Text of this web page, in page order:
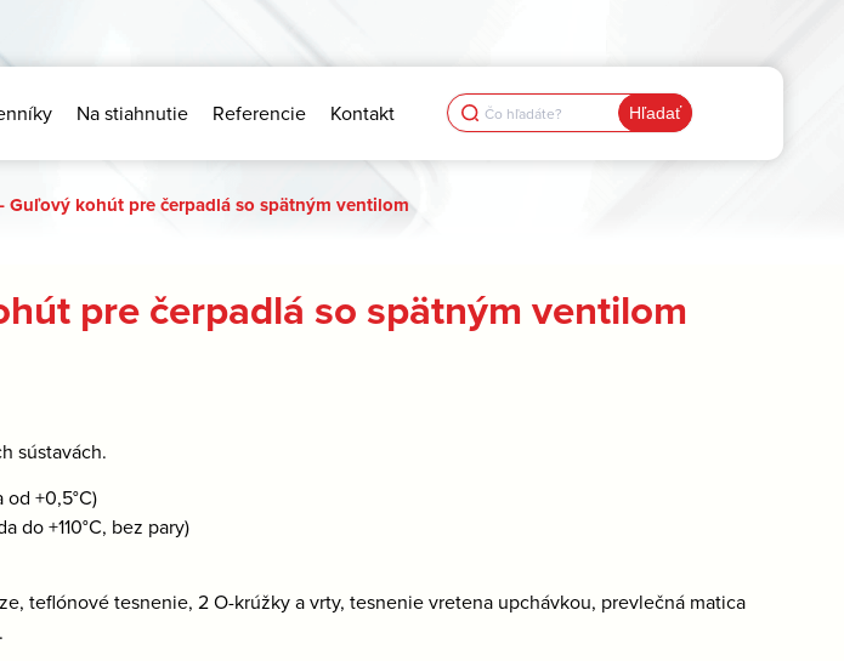
Na stiahnutie Referencie Kontakt Search
for:
Guľový kohút pre čerpadlá so spätným ventilom
pre čerpadlá so spätným ventilom
sústavách.
+0,5°C)
do +110°C, bez pary)
teflónové tesnenie, 2 O-krúžky a vrty, tesnenie vretena upchávkou, prevlečná matica